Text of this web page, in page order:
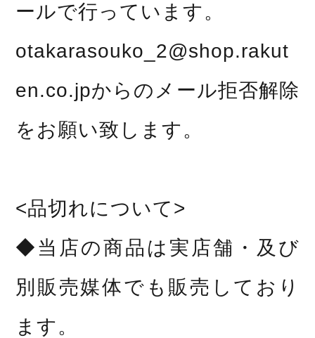
ールで行っています。
otakarasouko_2@shop.rakut
en.co.jpからのメール拒否解除
をお願い致します。
<品切れについて>
◆当店の商品は実店舗・及び
別販売媒体でも販売しており
ます。